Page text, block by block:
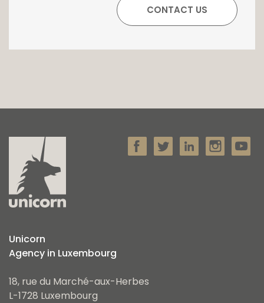
caves et les locaux techniques.
- Certificat énergétique BBB ;
- Câblage IT et WIFI ;
- Terrasses avec vue sur le jardin paysagé et
la forêt ;
- Ascenseur reliant les 4 niveaux.
Plus de photos et plus d'informations? Cette
maison est également disponible sur
www.loft.lu.
Unicorn
Agency in Luxembourg
18, rue du Marché-aux-Herbes
L-1728 Luxembourg